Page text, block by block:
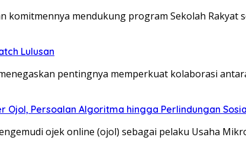
komitmennya mendukung program Sekolah Rakyat
Lulusan
pentingnya memperkuat kolaborasi
Ojol, Persoalan Algoritma hingga Perlindungan
ojek online (ojol) sebagai pelaku Usaha